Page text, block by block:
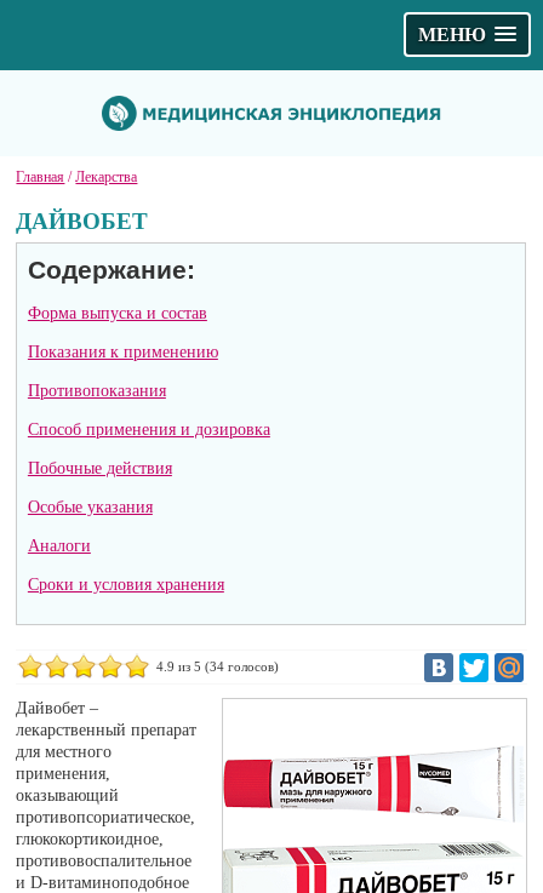
МЕНЮ
Главная /Лекарства
ДАЙВОБЕТ
Содержание:
Форма выпуска и состав
Показания к применению
Противопоказания
Способ применения и дозировка
Побочные действия
Особые указания
Аналоги
Сроки и условия хранения
4.9 из 5 (34 голосов)
Дайвобет –
лекарственный препарат
для местного
применения,
оказывающий
противопсориатическое,
глюкокортикоидное,
противовоспалительное
и D-витаминоподобное